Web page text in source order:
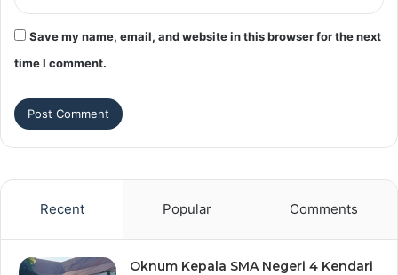
Save my name, email, and website in this browser for the next
time I comment.
Recent Popular Comments
Oknum Kepala SMA Negeri 4 Kendari